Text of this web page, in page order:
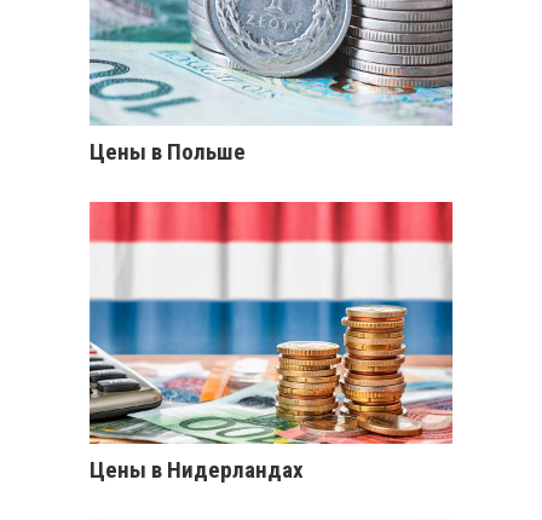
Цены в Польше
Цены в Нидерландах